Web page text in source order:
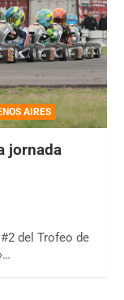
AIRES
jornada
del Trofeo de